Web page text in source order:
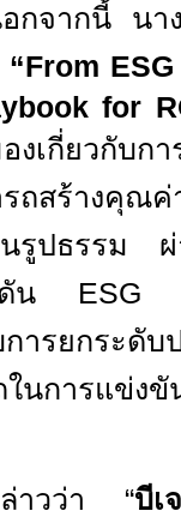
กจากนี้ นา
From
for
งเกี่ยวกับก
ถสร้างคุณค่
นรูปธรรม
ดัน ESG
รยกระดับป
นการแข่งขั
าวว่า “บีเ